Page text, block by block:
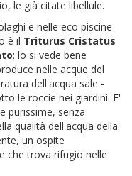
le già citate libellule.
e nelle eco piscine
è il Triturus Cristatus
: lo si vede bene
nelle acque del
dell'acqua sale -
le roccie nei giardini. E'
purissime, senza
qualità dell'acqua della
un ospite
che trova rifugio nelle